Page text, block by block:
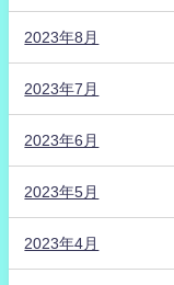
2023年8月
2023年7月
2023年6月
2023年5月
2023年4月